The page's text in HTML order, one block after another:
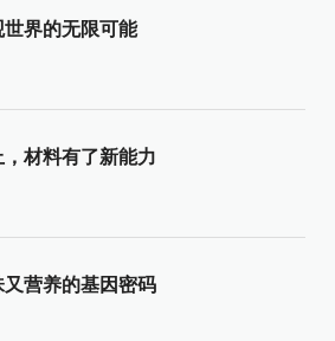
界的无限可能
材料有了新能力
营养的基因密码